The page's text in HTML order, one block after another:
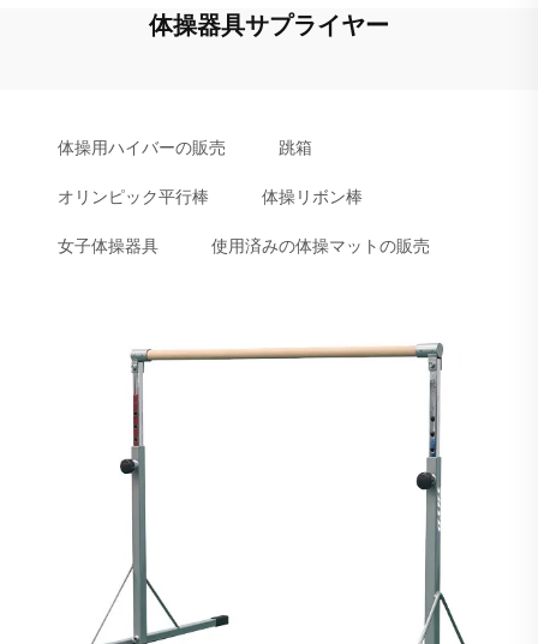
体操器具サプライヤー
体操用ハイバーの販売 跳箱
オリンピック平行棒 体操リボン棒
女子体操器具 使用済みの体操マットの販売